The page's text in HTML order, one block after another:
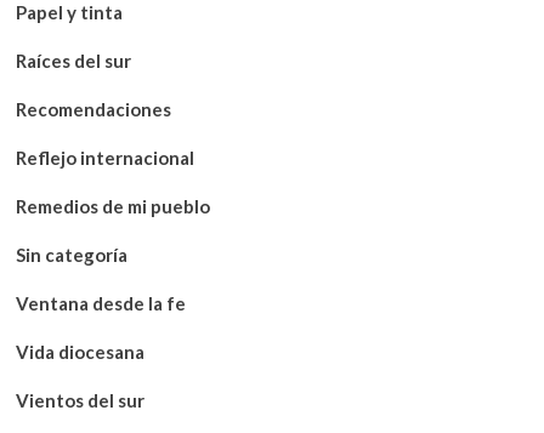
Papel y tinta
Raíces del sur
Recomendaciones
Reflejo internacional
Remedios de mi pueblo
Sin categoría
Ventana desde la fe
Vida diocesana
Vientos del sur